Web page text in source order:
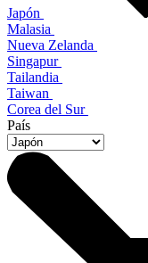
Japón
Malasia
Nueva Zelanda
Singapur
Tailandia
Taiwan
Corea del Sur
País